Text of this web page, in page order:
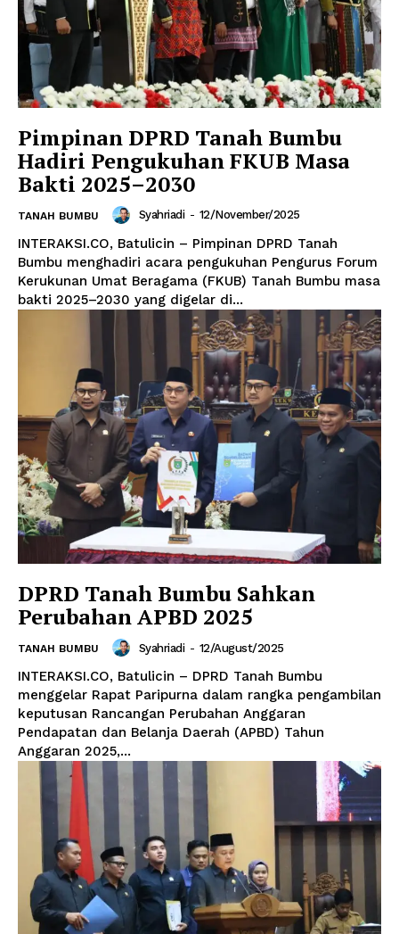
Pimpinan DPRD Tanah Bumbu
Hadiri Pengukuhan FKUB Masa
Bakti 2025–2030
TANAH BUMBU Syahriadi - 12/November/2025
INTERAKSI.CO, Batulicin – Pimpinan DPRD Tanah
Bumbu menghadiri acara pengukuhan Pengurus Forum
Kerukunan Umat Beragama (FKUB) Tanah Bumbu masa
bakti 2025–2030 yang digelar di...
DPRD Tanah Bumbu Sahkan
Perubahan APBD 2025
TANAH BUMBU Syahriadi - 12/August/2025
INTERAKSI.CO, Batulicin – DPRD Tanah Bumbu
menggelar Rapat Paripurna dalam rangka pengambilan
keputusan Rancangan Perubahan Anggaran
Pendapatan dan Belanja Daerah (APBD) Tahun
Anggaran 2025,...